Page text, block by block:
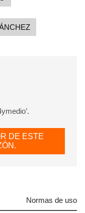
DE ESTE
Normas de uso